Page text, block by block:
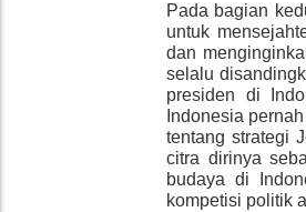
Pada bagian
untuk
dan
selalu
presiden di
Indonesia
tentang strategi
citra dirinya
budaya di
kompetisi politik